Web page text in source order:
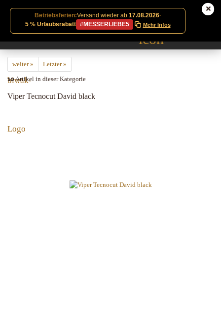
Betriebsferien:Versand wieder ab 17.08.2026·
5 % Urlaubsrabatt
#MESSERLIEBE5 Mehr Infos
weiter »
Letzter »
10Artikel in dieser Kategorie
Viper Tecnocut David black